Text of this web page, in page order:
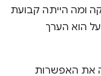
ומה הייתה קבועת
הוא הערך
את האפשרות